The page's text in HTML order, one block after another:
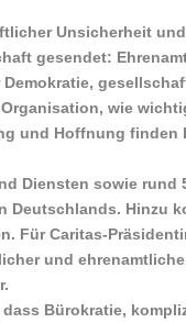
Unsicherheit
gesendet:
wie
und Hoffnung finden
Diensten sowie
Deutschlands. Hinzu
Für Caritas-
und
Bürokratie,